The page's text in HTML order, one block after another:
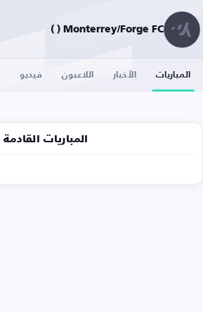
Monterrey/Forge FC ( )
المباريات الأخبار اللاعبون فيديو
المباريات القادمة